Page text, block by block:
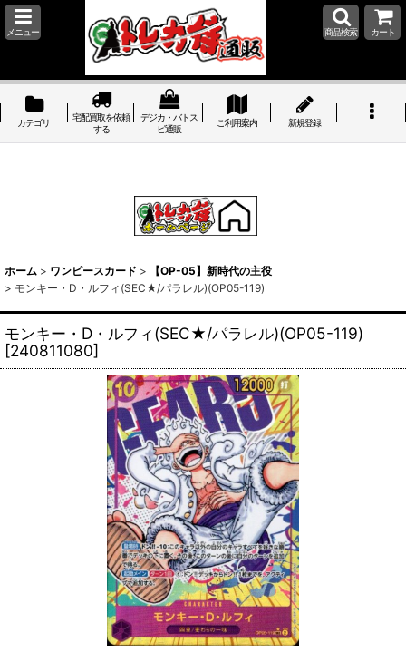
メニュー 商品検索 カート
カテゴリ
宅配買取を依頼
する
デジカ・バトス
ピ通販
ご利用案内 新規登録
ホーム > ワンピースカード >
【OP-05】新時代の主役
> モンキー・D・ルフィ(SEC★/パラレル)(OP05-119)
モンキー・D・ルフィ(SEC★/パラレル)(OP05-119)
[240811080]